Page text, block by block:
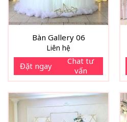
Bàn Gallery 06
Liên hệ
Đặt ngay
Chat tư
vấn